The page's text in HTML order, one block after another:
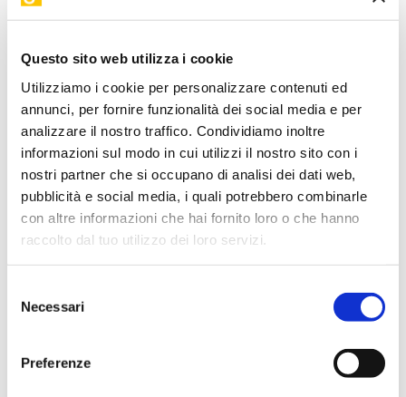
Questo sito web utilizza i cookie
Utilizziamo i cookie per personalizzare contenuti ed
annunci, per fornire funzionalità dei social media e per
analizzare il nostro traffico. Condividiamo inoltre
informazioni sul modo in cui utilizzi il nostro sito con i
nostri partner che si occupano di analisi dei dati web,
pubblicità e social media, i quali potrebbero combinarle
con altre informazioni che hai fornito loro o che hanno
raccolto dal tuo utilizzo dei loro servizi.
delNecessari
Preferenze
insieme alle immagini contro quelle che, da sole, devono
restituire un significato inequivocabile e sempre
comprensibile.
Due visioni diverse, unite da una certezza: forse l'AI ci ha
tolto l'esclusiva della generazione del testo, ma la scrittura
resta uno strumento essenzialmente umano, fatto per
scambiare conoscenza e senso tra le persone. Un evento
per scoprire come governare questa transizione e quale
ruolo attribuire davvero alla macchina.
Perché in questo viaggio «Dalla penna al prompt», a fare la
prende la responsabilità davanti a un lettore, di dire: